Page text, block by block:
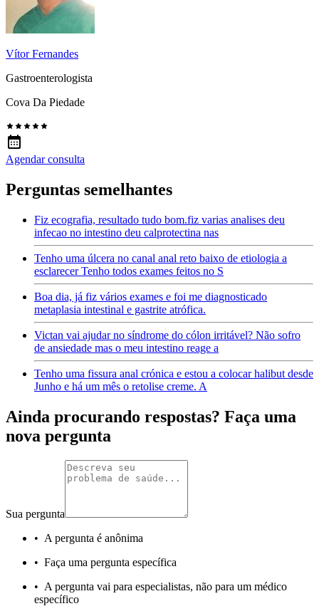
Vítor Fernandes
Gastroenterologista
Cova Da Piedade
Agendar consulta
Perguntas semelhantes
Fiz ecografia, resultado tudo bom.fiz varias analises deu
infecao no intestino deu calprotectina nas
Tenho uma úlcera no canal anal reto baixo de etiologia a
esclarecer Tenho todos exames feitos no S
Boa dia, já fiz vários exames e foi me diagnosticado
metaplasia intestinal e gastrite atrófica.
Victan vai ajudar no síndrome do cólon irritável? Não sofro
de ansiedade mas o meu intestino reage a
Tenho uma fissura anal crónica e estou a colocar halibut desde
Junho e há um mês o retolise creme. A
Ainda procurando respostas? Faça uma
nova pergunta
Sua pergunta
• A pergunta é anônima
• Faça uma pergunta específica
• A pergunta vai para especialistas, não para um médico
específico